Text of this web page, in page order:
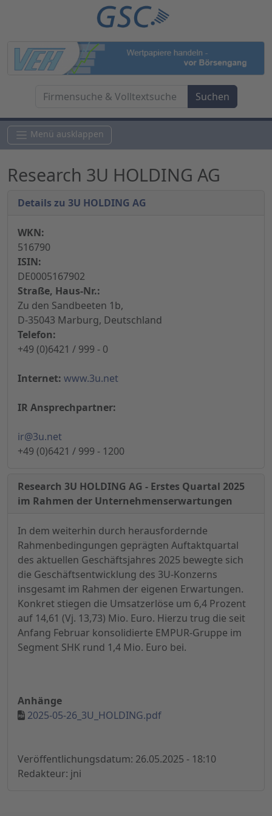
Menü ausklappen
Research 3U HOLDING AG
Details zu 3U HOLDING AG
WKN:
516790
ISIN:
DE0005167902
Straße, Haus-Nr.:
Zu den Sandbeeten 1b,
D-35043 Marburg, Deutschland
Telefon:
+49 (0)6421 / 999 - 0
Internet: www.3u.net
IR Ansprechpartner:
ir@3u.net
+49 (0)6421 / 999 - 1200
Research 3U HOLDING AG - Erstes Quartal 2025
im Rahmen der Unternehmenserwartungen
In dem weiterhin durch herausfordernde
Rahmenbedingungen geprägten Auftaktquartal
des aktuellen Geschäftsjahres 2025 bewegte sich
die Geschäftsentwicklung des 3U-Konzerns
insgesamt im Rahmen der eigenen Erwartungen.
Konkret stiegen die Umsatzerlöse um 6,4 Prozent
auf 14,61 (Vj. 13,73) Mio. Euro. Hierzu trug die seit
Anfang Februar konsolidierte EMPUR-Gruppe im
Segment SHK rund 1,4 Mio. Euro bei.
Anhänge
2025-05-26_3U_HOLDING.pdf
Veröffentlichungsdatum: 26.05.2025 - 18:10
Redakteur: jni